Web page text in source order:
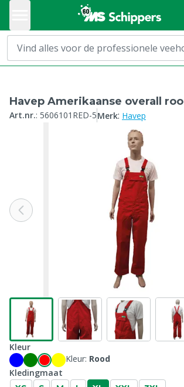
Havep Amerikaanse overall
Art.nr.: 5606101RED-5Merk: Havep
Kleur
Kleur: Rood
Kledingmaat